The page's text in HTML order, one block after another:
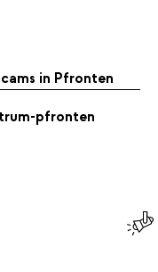
in Pfronten
pfronten